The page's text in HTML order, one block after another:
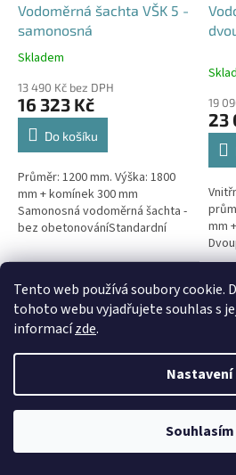
Tento web používá soubory cookie.
tohoto webu vyjadřujete souhlas s
informacízde.
Nastavení
Souhlasím
Vodoměrná šachta VŠK 5 -
samonosná
Průměrné
produktu
je
5,0
hvězdiček.
Skladem
13 490 Kč bez DPH
16 323 Kč
Do košíku
Průměr: 1200 mm. Výška: 1800
mm + komínek 300 mm
Samonosná vodoměrná šachta -
bez obetonováníStandardní
přání) Doba dodání 10-14 dní.
19
23
mm
- do
Doprava Zdarma
Vodoměrná šachta VŠK 5 k
Online
Začít